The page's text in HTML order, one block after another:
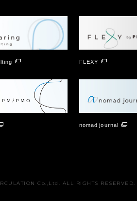
FLEXY
nomad journal
Co.,Ltd. ALL RIGHTS RESERVED.